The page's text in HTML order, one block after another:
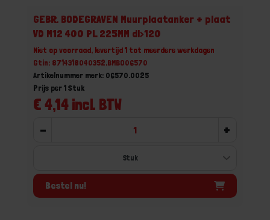
GEBR. BODEGRAVEN Muurplaatanker + plaat
VD M12 400 PL 225MM dl>120
Niet op voorraad, levertijd 1 tot meerdere werkdagen
Gtin: 8714318040352,BMBO06570
Artikelnummer merk: 06570.0025
€ 4,14 incl. BTW
Prijs per 1 Stuk
- +
Bestel nu!